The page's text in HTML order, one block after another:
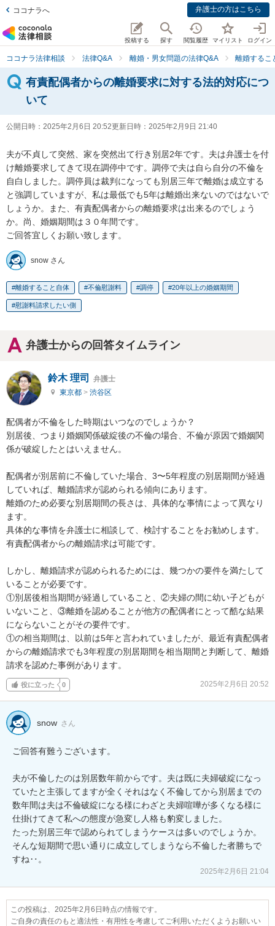
ココナラへ 弁護士の方はこちら
投稿する 探す 閲覧履歴 マイリスト ログイン
ココナラ法律相談 法律Q&A 離婚・男女問題の法律Q&A 離婚するこ
有責配偶者からの離婚要求に対する法的対応につ
いて
公開日時： 2025年2月6日 20:52更新日時： 2025年2月9日 21:40
夫が不貞して突然、家を突然出て行き別居2年です。夫は弁護士を付
け離婚要求してきて現在調停中です。調停で夫は自ら自分の不倫を
自白しました。調停員は裁判になっても別居三年で離婚は成立する
と強調していますが、私は最低でも5年は離婚出来ないのではないで
しょうか。また、有責配偶者からの離婚要求は出来るのでしょう
か。尚、婚姻期間は３０年間です。
ご回答宜しくお願い致します。
snow さん
離婚すること自体 不倫慰謝料 調停 20年以上の婚姻期間
慰謝料請求したい側
弁護士からの回答タイムライン
鈴木 理司
弁護士
東京都 > 渋谷区
配偶者が不倫をした時期はいつなのでしょうか？
別居後、つまり婚姻関係破綻後の不倫の場合、不倫が原因で婚姻関
係が破綻したとはいえません。
配偶者が別居前に不倫していた場合、3〜5年程度の別居期間が経過
していれば、離婚請求が認められる傾向にあります。
離婚のため必要な別居期間の長さは、具体的な事情によって異なり
ます。
具体的な事情を弁護士に相談して、検討することをお勧めします。
有責配偶者からの離婚請求は可能です。
しかし、離婚請求が認められるためには、幾つかの要件を満たして
いることが必要です。
①別居後相当期間が経過していること、②夫婦の間に幼い子どもが
いないこと、③離婚を認めることが他方の配偶者にとって酷な結果
にならないことがその要件です。
①の相当期間は、以前は5年と言われていましたが、最近有責配偶者
からの離婚請求でも3年程度の別居期間を相当期間と判断して、離婚
請求を認めた事例があります。
役に立った 0 2025年2月6日 20:52
snow さん
ご回答有難うございます。
夫が不倫したのは別居数年前からです。夫は既に夫婦破綻になっ
ていたと主張してますが全くそれはなく不倫してから別居までの
数年間は夫は不倫破綻になる様にわざと夫婦喧嘩が多くなる様に
仕掛けてきて私への態度が急変し人格も豹変しました。
たった別居三年で認められてしまうケースは多いのでしょうか。
そんな短期間で思い通りに成立してしまうなら不倫した者勝ちで
すね‥。
2025年2月6日 21:04
この投稿は、2025年2月6日時点の情報です。
ご自身の責任のもと適法性・有用性を考慮してご利用いただくようお願いい